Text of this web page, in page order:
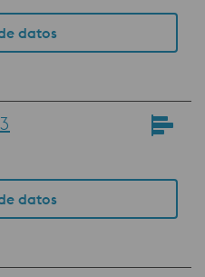
datos
datos